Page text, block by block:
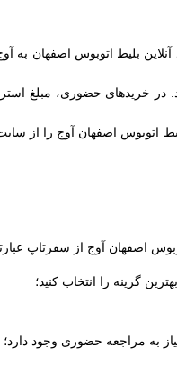
بلیط اتوبوس اصفهان به
در خریدهای حضوری، مبلغ
اتوبوس اصفهان آوج را از
اصفهان آوج از سفرتاپ
گزینه را انتخاب کنید؛
به مراجعه حضوری وجود دارد؛